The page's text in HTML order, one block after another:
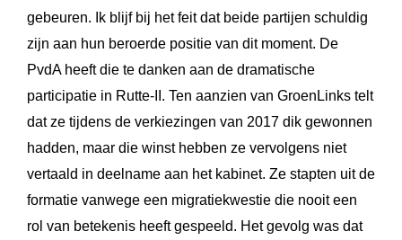
gebeuren. Ik blijf bij het feit dat beide partijen schuldig
zijn aan hun beroerde positie van dit moment. De
PvdA heeft die te danken aan de dramatische
participatie in Rutte-II. Ten aanzien van GroenLinks telt
dat ze tijdens de verkiezingen van 2017 dik gewonnen
hadden, maar die winst hebben ze vervolgens niet
vertaald in deelname aan het kabinet. Ze stapten uit de
formatie vanwege een migratiekwestie die nooit een
rol van betekenis heeft gespeeld. Het gevolg was dat